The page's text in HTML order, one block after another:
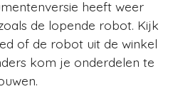
heeft weer
de lopende robot. Kijk
of de robot uit de winkel
kom je onderdelen te